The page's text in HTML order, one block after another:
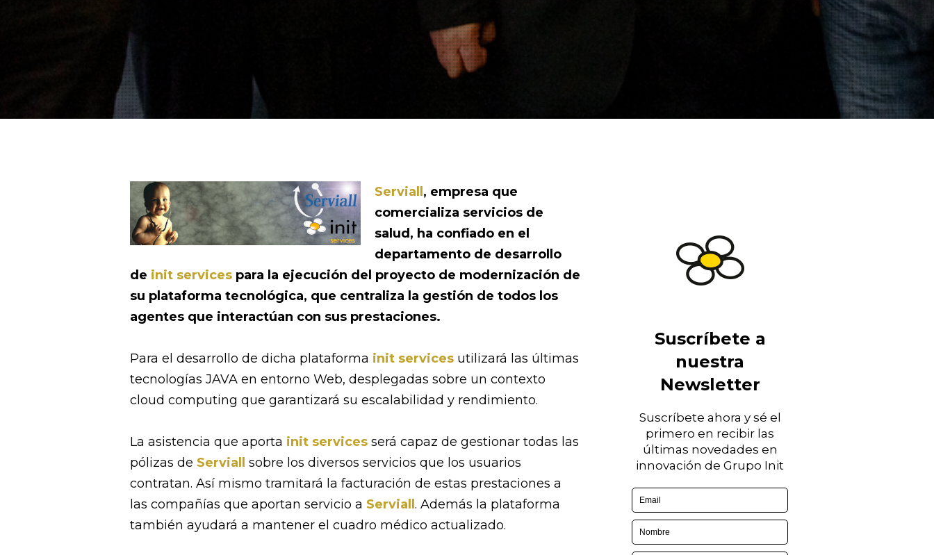
Serviall , empresa que
comercializa servicios de
salud, ha confiado en el
departamento de desarrollo
de init services para la ejecución del proyecto de modernización de
su plataforma tecnológica, que centraliza la gestión de todos los
agentes que interactúan con sus prestaciones.
Para el desarrollo de dicha plataforma init services utilizará las últimas
tecnologías JAVA en entorno Web, desplegadas sobre un contexto
cloud computing que garantizará su escalabilidad y rendimiento.
La asistencia que aporta init services será capaz de gestionar todas las
pólizas de Serviall
sobre los diversos servicios que los usuarios
contratan. Así mismo tramitará la facturación de estas prestaciones a
las compañías que aportan servicio a Serviall . Además la plataforma
también ayudará a mantener el cuadro médico actualizado.